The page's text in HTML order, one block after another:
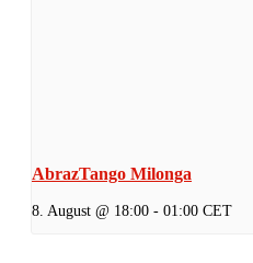
AbrazTango Milonga
8. August @ 18:00 - 01:00 CET